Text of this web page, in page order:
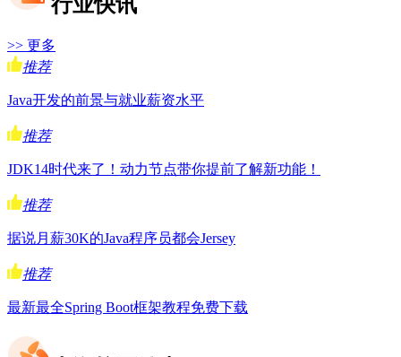
>> 更多
推荐
Java开发的前景与就业薪资水平
推荐
JDK14时代来了！动力节点带你提前了解新功能！
推荐
据说月薪30K的Java程序员都会Jersey
推荐
最新最全Spring Boot框架教程免费下载